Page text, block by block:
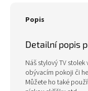
Popis
Detailní popis
Náš stylový TV
obývacím pokoji či
Můžete ho také